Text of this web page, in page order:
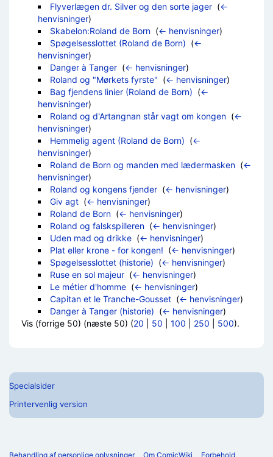
Flyverlægen dr. Silver og den sorte jager‎ (←
henvisninger)
Skabelon:Roland de Born‎ (← henvisninger)
Spøgelsesslottet (Roland de Born) (←
henvisninger)
Danger à Tanger‎ (← henvisninger)
Roland og "Mørkets fyrste" (← henvisninger)
Bag fjendens linier (Roland de Born) (←
henvisninger)
Roland og d'Artangnan står vagt om kongen‎ (←
henvisninger)
Hemmelig agent (Roland de Born) (←
henvisninger)
Roland de Born og manden med lædermasken‎ (←
henvisninger)
Roland og kongens fjender‎ (← henvisninger)
Giv agt‎ (← henvisninger)
Roland de Born‎ (← henvisninger)
Roland og falskspilleren‎ (← henvisninger)
Uden mad og drikke‎ (← henvisninger)
Plat eller krone - for kongen! (← henvisninger)
Spøgelsesslottet (historie) (← henvisninger)
Ruse en sol majeur‎ (← henvisninger)
Le métier d'homme‎ (← henvisninger)
Capitan et le Tranche-Gousset‎ (← henvisninger)
Danger à Tanger (historie) (← henvisninger)
Vis (forrige 50) (næste 50) (20 50 100 250 500).
Specialsider
Printervenlig version
Behandling af personlige oplysninger Om ComicWiki Forbehold